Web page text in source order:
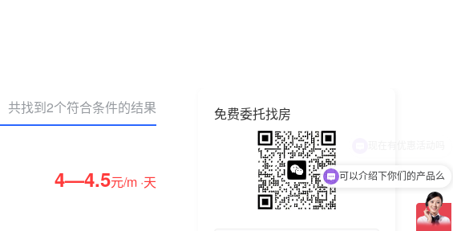
共找到2个符合条件的结果
4—4.5元/m ·天
免费委托找房
可以介绍下你们的产品么